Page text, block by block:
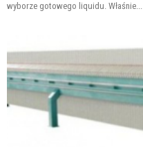
wyborze gotowego liquidu. Właśnie...